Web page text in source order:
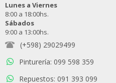
Lunes a Viernes
8:00 a 18:00hs.
Sábados
9:00 a 13:00hs.
(+598) 29029499
Pinturería: 099 598 359
Repuestos: 091 393 099